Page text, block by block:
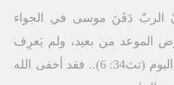
الربّ دَفَنَ موسى في الجواء
الموعد من بعيد، ولم يَعرِف
أحدٌ قبر موسى إلى هذا اليوم (تث34: 6).. فقد أخفى الله